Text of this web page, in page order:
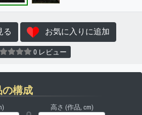
る お気に入りに追加
0 レビュー
の構成
高さ (作品, cm)